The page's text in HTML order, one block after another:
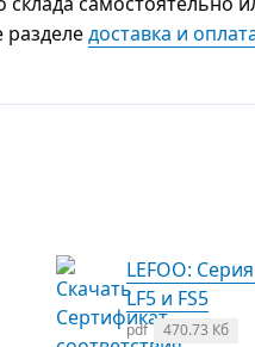
доставка и
LEFOO:
LF5 и FS5
pdf 470.73 Кб